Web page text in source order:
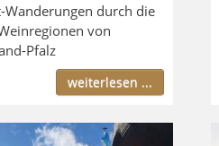
Wanderungen durch die
von
Pfalz
weiterlesen ...